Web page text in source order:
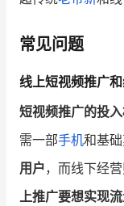
常见问题
线上短视频推广
短视频推广的投
需一部手机和基础
用户，而线下经
上推广要想实现